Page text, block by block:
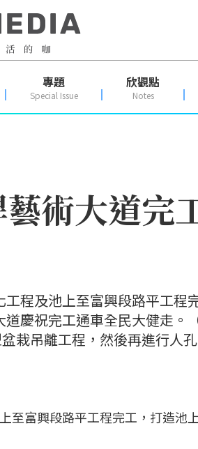
專題
Special Issue
欣觀點
Notes
術大道完
程及池上至富興段路平工
慶祝完工通車全民大健走
栽吊離工程，然後再進行
富興段路平工程完工，打造